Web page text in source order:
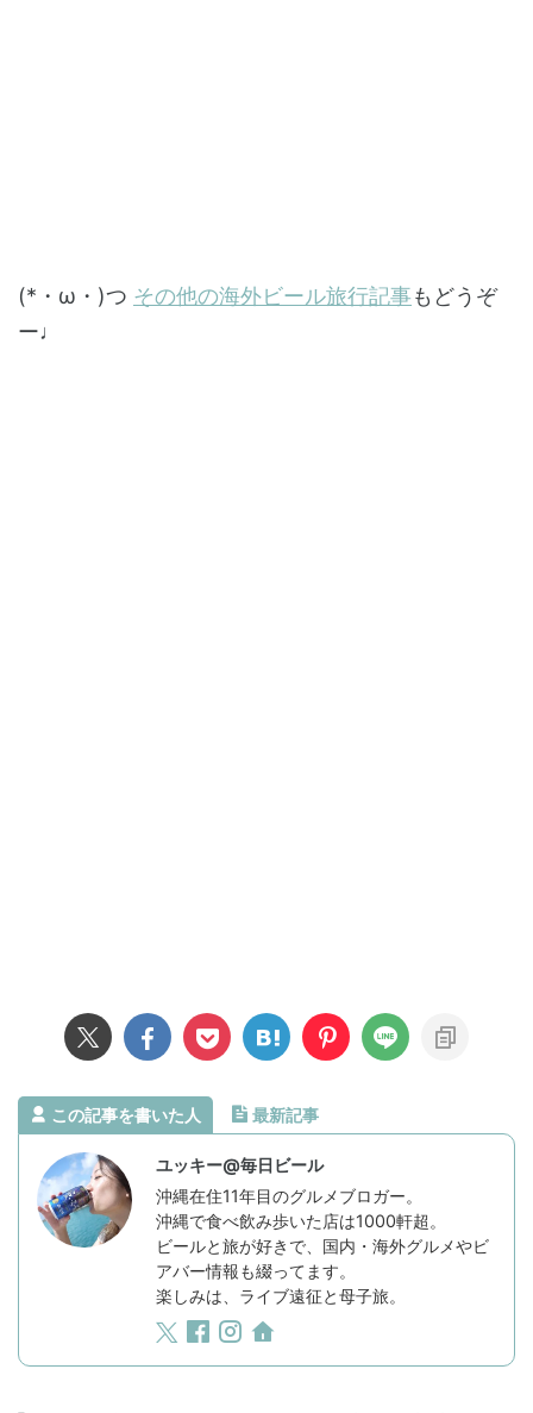
(*・ω・)つ その他の海外ビール旅行記事もどうぞ
ー♩
この記事を書いた人 最新記事
ユッキー@毎日ビール
沖縄在住11年目のグルメブロガー。
沖縄で食べ飲み歩いた店は1000軒超。
ビールと旅が好きで、国内・海外グルメやビ
アバー情報も綴ってます。
楽しみは、ライブ遠征と母子旅。